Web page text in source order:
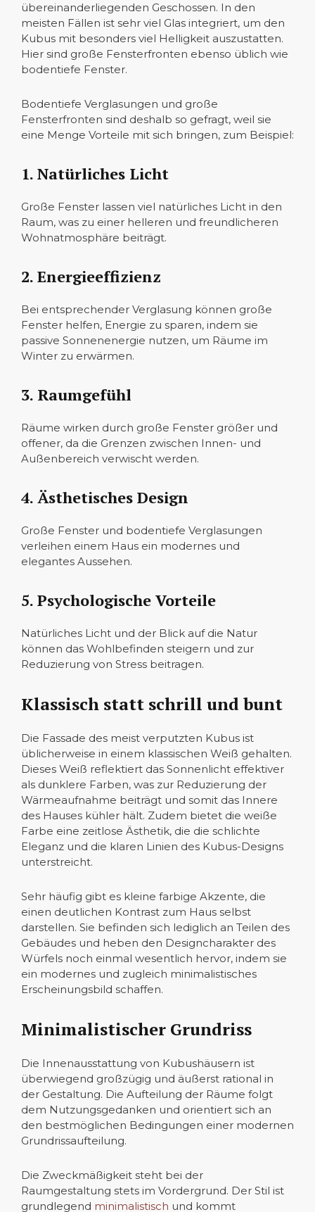
übereinanderliegenden Geschossen. In den
meisten Fällen ist sehr viel Glas integriert, um den
Kubus mit besonders viel Helligkeit auszustatten.
Hier sind große Fensterfronten ebenso üblich wie
bodentiefe Fenster.
Bodentiefe Verglasungen und große
Fensterfronten sind deshalb so gefragt, weil sie
eine Menge Vorteile mit sich bringen, zum Beispiel:
1. Natürliches Licht
Große Fenster lassen viel natürliches Licht in den
Raum, was zu einer helleren und freundlicheren
Wohnatmosphäre beiträgt.
2. Energieeffizienz
Bei entsprechender Verglasung können große
Fenster helfen, Energie zu sparen, indem sie
passive Sonnenenergie nutzen, um Räume im
Winter zu erwärmen.
3. Raumgefühl
Räume wirken durch große Fenster größer und
offener, da die Grenzen zwischen Innen- und
Außenbereich verwischt werden.
4. Ästhetisches Design
Große Fenster und bodentiefe Verglasungen
verleihen einem Haus ein modernes und
elegantes Aussehen.
5. Psychologische Vorteile
Natürliches Licht und der Blick auf die Natur
können das Wohlbefinden steigern und zur
Reduzierung von Stress beitragen.
Klassisch statt schrill und bunt
Die Fassade des meist verputzten Kubus ist
üblicherweise in einem klassischen Weiß gehalten.
Dieses Weiß reflektiert das Sonnenlicht effektiver
als dunklere Farben, was zur Reduzierung der
Wärmeaufnahme beiträgt und somit das Innere
des Hauses kühler hält. Zudem bietet die weiße
Farbe eine zeitlose Ästhetik, die die schlichte
Eleganz und die klaren Linien des Kubus-Designs
unterstreicht.
Sehr häufig gibt es kleine farbige Akzente, die
einen deutlichen Kontrast zum Haus selbst
darstellen. Sie befinden sich lediglich an Teilen des
Gebäudes und heben den Designcharakter des
Würfels noch einmal wesentlich hervor, indem sie
ein modernes und zugleich minimalistisches
Erscheinungsbild schaffen.
Minimalistischer Grundriss
Die Innenausstattung von Kubushäusern ist
überwiegend großzügig und äußerst rational in
der Gestaltung. Die Aufteilung der Räume folgt
dem Nutzungsgedanken und orientiert sich an
den bestmöglichen Bedingungen einer modernen
Grundrissaufteilung.
Die Zweckmäßigkeit steht bei der
Raumgestaltung stets im Vordergrund. Der Stil ist
grundlegend minimalistisch und kommt